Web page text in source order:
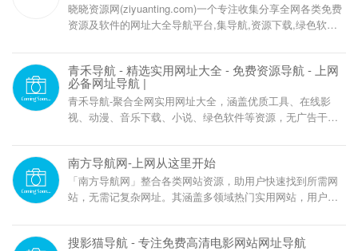
晓晓资源网(ziyuanting.com)一个专注收集分享全网各类免费
资源及软件的网址大全导航平台,集导航,资源下载,绿色软件,
资源,导航专区已收录数千实用网址,是目前非常全面的资源下
载、项目分享及网址收录的资源网导航平台。
青禾导航 - 精选实用网址大全 - 免费资源导航 - 上网
必备网址导航 |
青禾导航-聚合全网实用网址大全，涵盖优质工具、在线影
视、动漫、音乐下载、小说、绿色软件等资源，无广告干
南方导航网-上网从这里开始
「南方导航网」整合各类网站资源，助用户快速找到所需网
站，无需记复杂网址。其涵盖多领域热门实用网站，用户可
更高效轻松。
搜影猫导航 - 专注免费高清电影网站网址导航